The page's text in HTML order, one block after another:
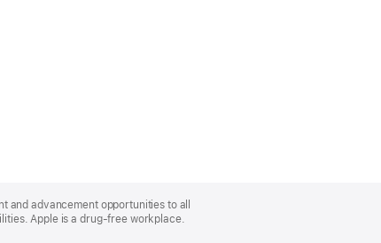
and advancement opportunities to all
Apple is a drug-free workplace.